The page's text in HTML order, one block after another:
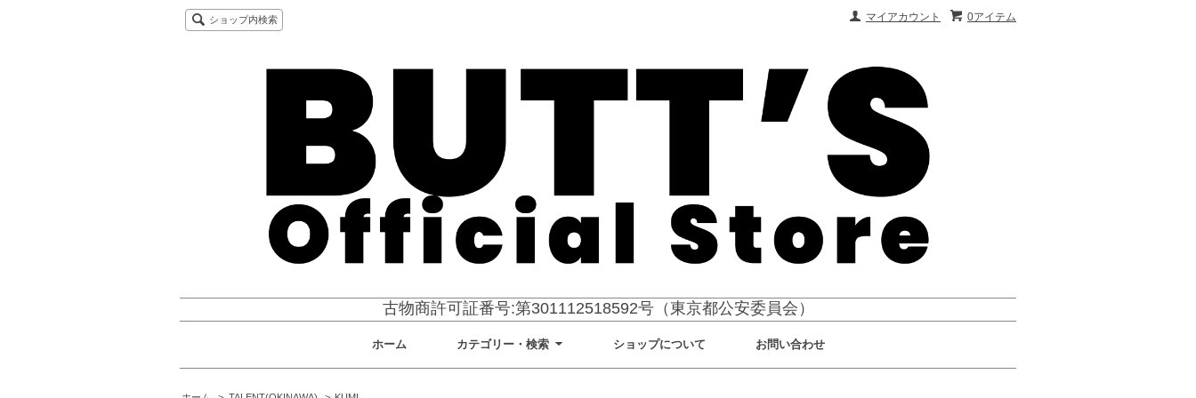
0アイテム
マイアカウント
ショップ内検索
古物商許可証番号:第301112518592号（東京都公安委員会）
ホーム カテゴリー・検索 ショップについて お問い合わせ